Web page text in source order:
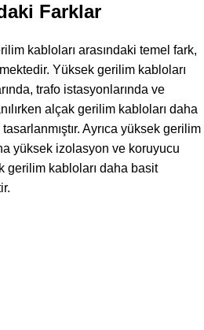
Farklar
kabloları arasındaki temel fark,
Yüksek gerilim kabloları
trafo istasyonlarında ve
alçak gerilim kabloları daha
Ayrıca yüksek gerilim
yüksek izolasyon ve koruyucu
gerilim kabloları daha basit